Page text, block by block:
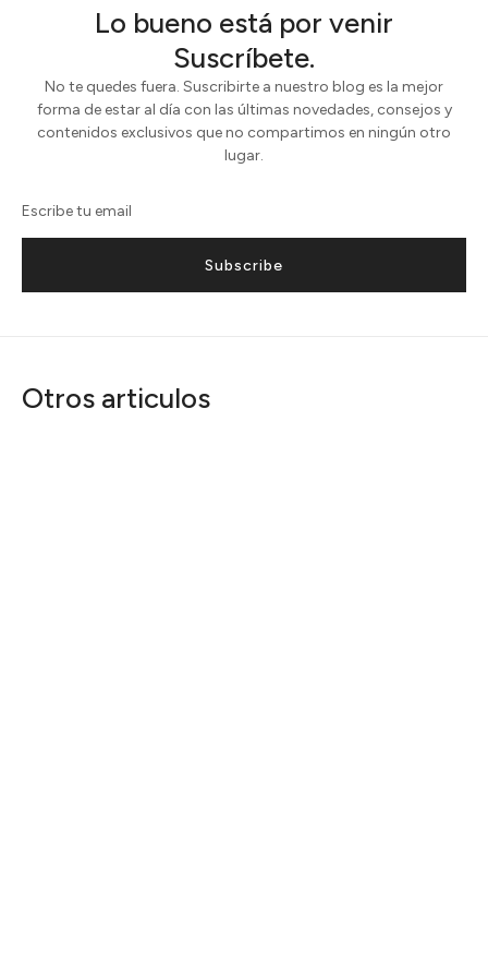
Lo bueno está por venir
Suscríbete.
No te quedes fuera. Suscribirte a nuestro blog es la mejor
forma de estar al día con las últimas novedades, consejos y
contenidos exclusivos que no compartimos en ningún otro
lugar.
Subscribe
Otros articulos